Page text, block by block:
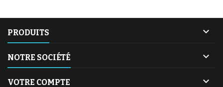
PRODUITS 
NOTRE SOCIÉTÉ 
VOTRE COMPTE 